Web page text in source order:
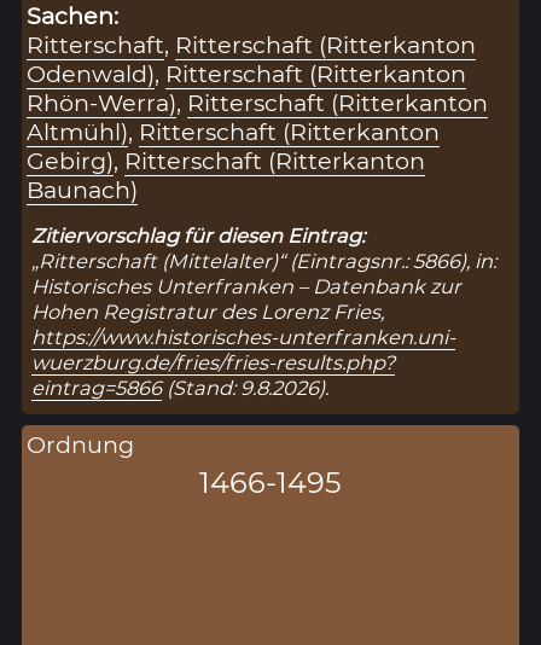
Sachen:
Ritterschaft, Ritterschaft (Ritterkanton
Odenwald), Ritterschaft (Ritterkanton
Rhön-Werra), Ritterschaft (Ritterkanton
Altmühl), Ritterschaft (Ritterkanton
Gebirg), Ritterschaft (Ritterkanton
Baunach)
Zitiervorschlag für diesen Eintrag:
„Ritterschaft (Mittelalter)“ (Eintragsnr.: 5866), in:
Historisches Unterfranken – Datenbank zur
Hohen Registratur des Lorenz Fries,
https://www.historisches-unterfranken.uni-
wuerzburg.de/fries/fries-results.php?
eintrag=5866(Stand: 9.8.2026).
Ordnung
1466-1495